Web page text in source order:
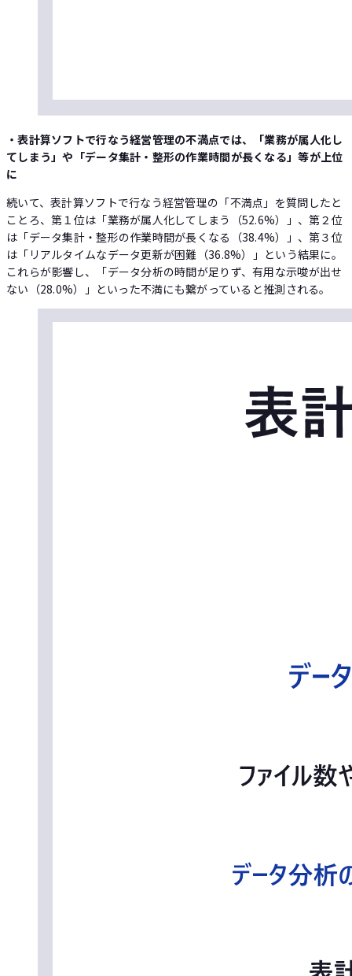
・表計算ソフトで行なう経営管理の不満点では、「業務が属人化し
てしまう」や「データ集計・整形の作業時間が長くなる」等が上位
に
続いて、表計算ソフトで行なう経営管理の「不満点」を質問したと
ことろ、第１位は「業務が属人化してしまう（52.6%）」、第２位
は「データ集計・整形の作業時間が長くなる（38.4%）」、第３位
は「リアルタイムなデータ更新が困難（36.8%）」という結果に。
これらが影響し、「データ分析の時間が足りず、有用な示唆が出せ
ない（28.0%）」といった不満にも繋がっていると推測される。